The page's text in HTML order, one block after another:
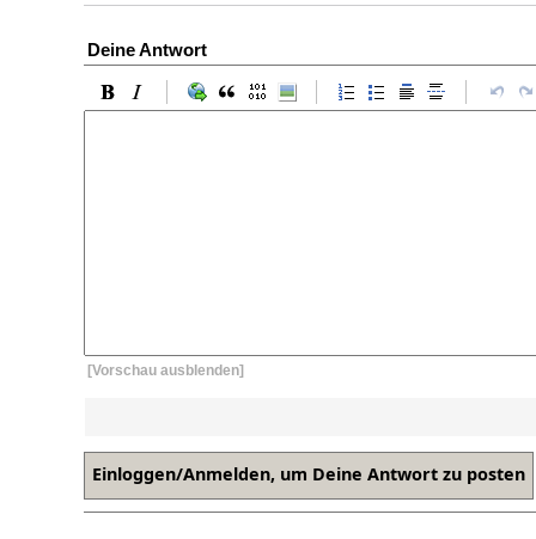
Deine Antwort
[Vorschau ausblenden]